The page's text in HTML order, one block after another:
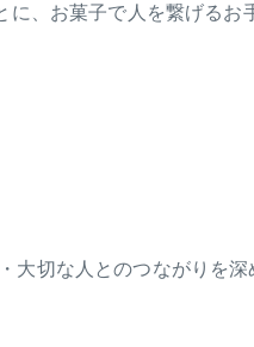
、お菓子で人を繋げるお
切な人とのつながりを深